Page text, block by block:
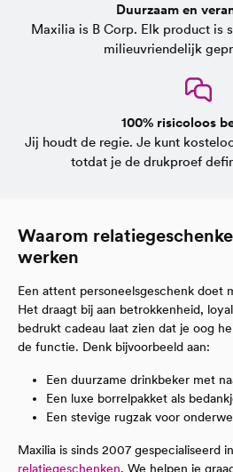
Duurzaam en
Maxilia is B Corp. Elk product is
milieuvriendelijk
100% risicoloos
Jij houdt de regie. Je kunt
totdat je de drukproef
Waarom
werken
Een attent personeelsgeschenk doet
Het draagt bij aan betrokkenheid,
bedrukt cadeau laat zien dat je oog
de functie. Denk bijvoorbeeld aan:
Een duurzame drinkbeker met
Een luxe borrelpakket als
Een stevige rugzak voor
Maxilia is sinds 2007 gespecialiseerd
relatiegeschenken. We helpen je